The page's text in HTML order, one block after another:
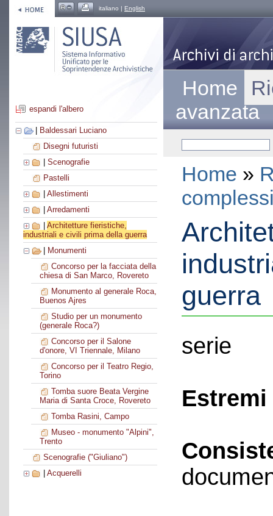
italiano | English
espandi l'albero
Baldessari Luciano
Disegni futuristi
Scenografie
Pastelli
Allestimenti
Arredamenti
Architetture fieristiche,
industriali e civili prima della guerra
Monumenti
Concorso per la facciata della
chiesa di San Marco, Rovereto
Monumento al generale Roca,
Buenos Ajres
Studio per un monumento
(generale Roca?)
Concorso per il Salone
d'onore, VI Triennale, Milano
Concorso per il Teatro Regio,
Torino
Tomba suore Beata Vergine
Maria di Santa Croce, Rovereto
Tomba Rasini, Campo
Museo - monumento "Alpini",
Trento
Scenografie ("Giuliano")
Acquerelli
Home
avanzata
Home »
guerra
serie